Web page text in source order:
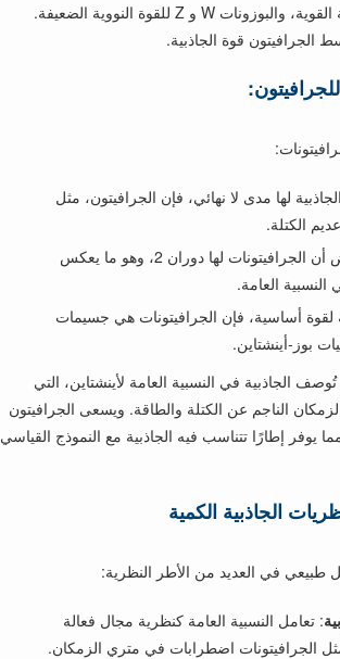
والغلوونات للقوة النووية القوية، والبوزونات W و Z للقوة النووية الضعيفة.
الجرافيتون قوة الجاذبية.
لها مدى لا نهائي، فإن الجرافيتون، مثل
الكتلة.
: يُفترض أن الجرافيتونات لها دوران 2، وهو ما يعكس
النسبية العامة.
لقوة أساسية، فإن الجرافيتونات هي جسيمات
بوز-أينشتاين.
الجاذبية في النسبية العامة لأينشتاين، التي
الناجم عن الكتلة والطاقة. ويسعى الجرافيتون
يوفر إطارًا تتناسب فيه الجاذبية مع النموذج القياسي
الجاذبية الكمية
طبيعي في العديد من الأطر النظرية:
: تعامل النسبية العامة كنظرية مجال فعالة
الجرافيتونات اضطرابات في متري الزمكان.